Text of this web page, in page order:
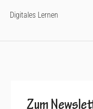
Digitales Lernen